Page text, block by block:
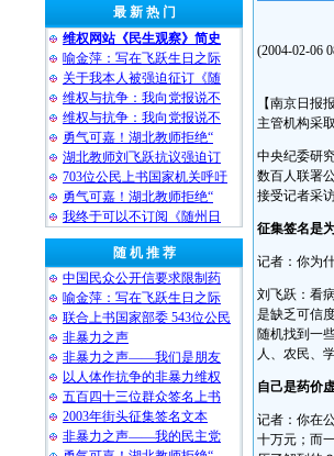
最 新 热 门
维权网站《民生观察》简史
喻金萍：写在飞跃生日之际
关于我本人被强迫征订《随
维权与抗争：我向党报说不
维权与抗争：我向党报说不
勇气可嘉！湖北教师拒绝“
湖北教师刘飞跃抗议强迫订
703位公民上书国家机关呼吁
勇气可嘉！湖北教师拒绝“
我终于可以不订阅《随州日
随 机 推 荐
中国民众公开信要求限制药
喻金萍：写在飞跃生日之际
联合上书国家部委 543位公民
非暴力之声
非暴力之声——我们是朋友
以人体作抗争的非暴力维权
五百四十三位群众签名上书
2003年街头征集签名文本
非暴力之声——我的民主党
(2004-02-06
【南京日报
主管机构采
中央纪委研
数百人联署
接受记者采
征集签名是
记者：你为
刘飞跃：看
是缺乏可信
随机找到一
人、农民、
自己是药价
记者：你在
十万元；而